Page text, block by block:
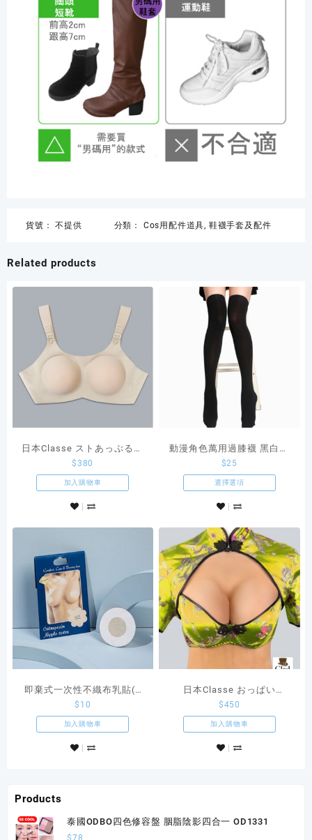
貨號：不提供 分類： Cos用配件道具, 鞋襪手套及配件
Related products
日本Classe ストあっぷるっ
♪穿戴背心式假胸
$380
加入購物車
動漫角色萬用過膝襪 黑白兩
色可選
$25
選擇選項
即棄式一次性不織布乳貼(5
對裝)
$ 10
加入購物車
日本Classe おっぱい
NEOsister Cosplay穿戴式假
胸 褐色肌
$450
加入購物車
Products
泰國ODBO四色修容盤 胭脂陰影四合一 OD1331
$78